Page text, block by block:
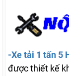
-Xe tải 1 tấn 5
được thiết kế